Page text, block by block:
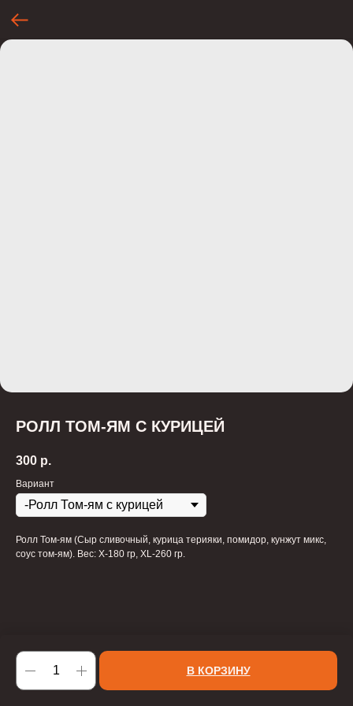
РОЛЛ ТОМ-ЯМ С КУРИЦЕЙ
300 р.
Вариант
В КОРЗИНУ
Ролл Том-ям (Сыр сливочный, курица терияки, помидор, кунжут микс,
соус том-ям). Вес: X-180 гр, XL-260 гр.